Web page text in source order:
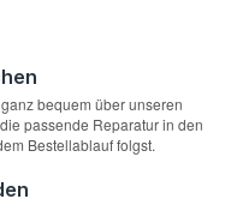
bequem über unseren
passende Reparatur in den
Bestellablauf folgst.